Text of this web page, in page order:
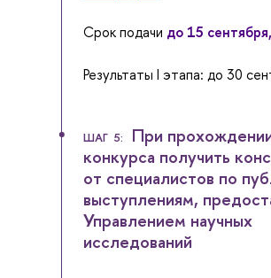
Срок подачи до 15
Результаты I этапа: до 30
ШАГ 5:
При
конкурса получить
от специалистов по
выступлениям,
Управлением научных
исследований